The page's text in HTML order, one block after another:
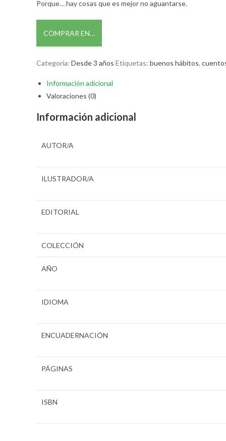
Porque… hay cosas que es mejor no aguantarse.
COMPRAR EN…
Categoría: Desde 3 años Etiquetas: buenos hábitos,
Información adicional
Valoraciones (0)
Información adicional
AUTOR/A
ILUSTRADOR/A
EDITORIAL
COLECCIÓN
AÑO
IDIOMA
ENCUADERNACIÓN
PÁGINAS
ISBN